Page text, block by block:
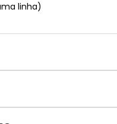
linha)